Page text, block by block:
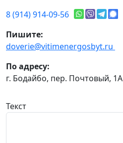
8 (914) 914-09-56
Пишите:
doverie@vitimenergosbyt.ru
По адресу:
г. Бодайбо, пер. Почтовый, 1А
Текст